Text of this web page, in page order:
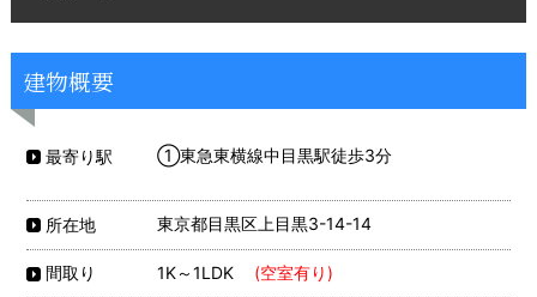
建物概要
最寄り駅 ①東急東横線中目黒駅徒歩3分
所在地 東京都目黒区上目黒3-14-14
間取り 1K～1LDK (空室有り)